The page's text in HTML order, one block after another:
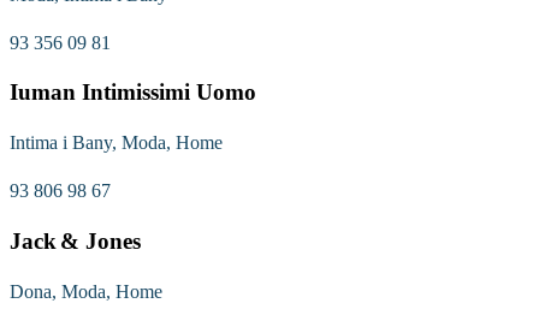
93 356 09 81
Iuman Intimissimi Uomo
Intima i Bany, Moda, Home
93 806 98 67
Jack & Jones
Dona, Moda, Home